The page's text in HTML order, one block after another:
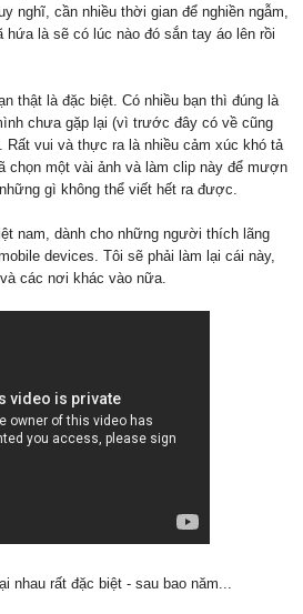
nghĩ, cần nhiều thời gian để nghiền ngẫm,
hứa là sẽ có lúc nào đó sắn tay áo lên rồi
thật là đặc biệt. Có nhiều bạn thì đúng là
chưa gặp lại (vì trước đây có về cũng
Rất vui và thực ra là nhiều cảm xúc khó tả
chọn một vài ảnh và làm clip này để mượn
gì không thể viết hết ra được.
nam, dành cho những người thích lãng
devices. Tôi sẽ phải làm lại cái này,
các nơi khác vào nữa.
nhau rất đặc biệt - sau bao năm...